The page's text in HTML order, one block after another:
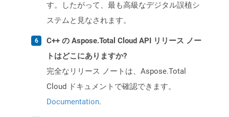
す。したがって、最も高級なデジタル誤植シ
ステムと見なされます。
C++ の Aspose.Total Cloud API リリース ノー
トはどこにありますか?
完全なリリース ノートは、Aspose.Total
Cloud ドキュメントで確認できます。
Documentation.